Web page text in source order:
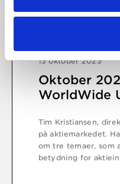
13 oktober 2023
Oktober
WorldWide
Tim Kristiansen,
på aktiemarkedet.
om tre temaer, som
betydning for